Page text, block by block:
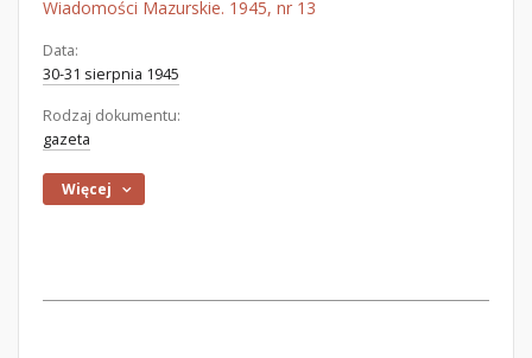
Wiadomości Mazurskie. 1945, nr 13
Data:
30-31 sierpnia 1945
Rodzaj dokumentu:
gazeta
Więcej